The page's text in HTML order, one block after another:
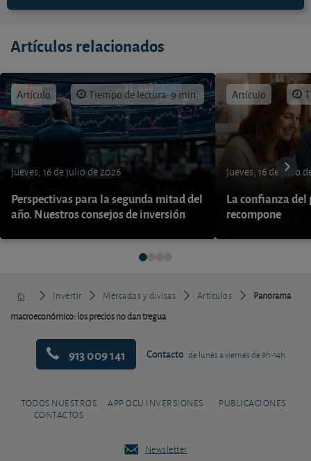
Artículos relacionados
Artículo Tiempo de lectura: 9 min.
jueves, 16 de julio de 2026
Perspectivas para la segunda mitad del
año. Nuestros consejos de inversión
Artículo
jueves, 16 de julio
La confianza del
recompone
Invertir Mercados y divisas Artículos
Panorama
macroeconómico: los precios no dan tregua
913 009 141 Contacto de lunes a viernes de 9h-14h
TODOS NUESTROS
CONTACTOS
APP OCU INVERSIONES PUBLICACIONES
Newsletter